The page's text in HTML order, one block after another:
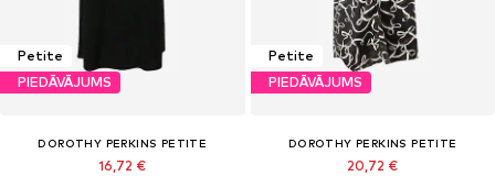
Petite
PIEDĀVĀJUMS
DOROTHY PERKINS PETITE
16,72 €
Petite
PIEDĀVĀJUMS
DOROTHY PERKINS PETITE
20,72 €